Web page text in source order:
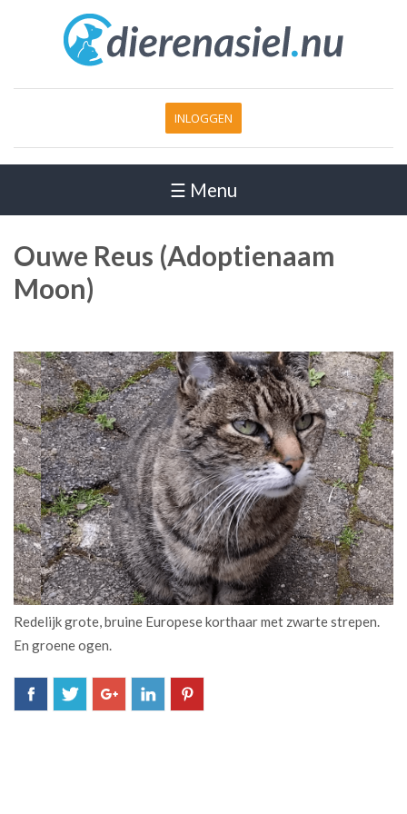
INLOGGEN
☰ Menu
Ouwe Reus (Adoptienaam
Moon)
Redelijk grote, bruine Europese korthaar met zwarte strepen.
En groene ogen.